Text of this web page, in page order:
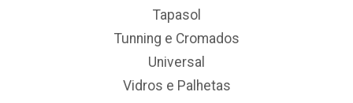
Tapasol
Tunning e Cromados
Universal
Vidros e Palhetas